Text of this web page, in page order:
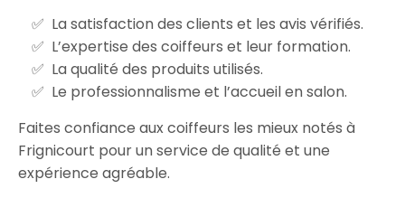
La satisfaction des clients et les avis vérifiés.
L’expertise des coiffeurs et leur formation.
La qualité des produits utilisés.
Le professionnalisme et l’accueil en salon.
Faites confiance aux coiffeurs les mieux notés à
Frignicourt pour un service de qualité et une
expérience agréable.